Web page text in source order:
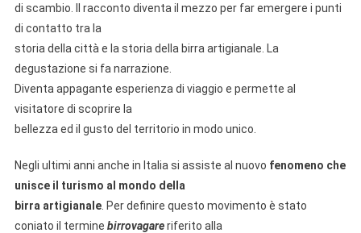
di scambio. Il racconto diventa il mezzo per far emergere i punti
di contatto tra la
storia della città e la storia della birra artigianale. La
degustazione si fa narrazione.
Diventa appagante esperienza di viaggio e permette al
visitatore di scoprire la
bellezza ed il gusto del territorio in modo unico.
Negli ultimi anni anche in Italia si assiste al nuovo fenomeno che
unisce il turismo al mondo della
birra artigianale. Per definire questo movimento è stato
coniato il termine birrovagareriferito alla